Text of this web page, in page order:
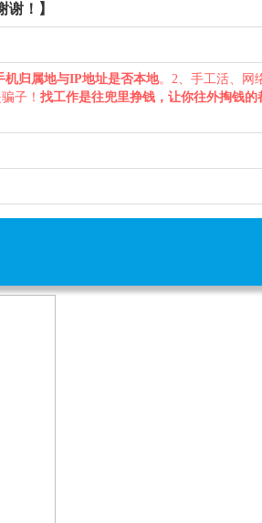
谢！】
机归属地与IP地址是否本地。2、手工活、网
子！ 找工作是往兜里挣钱，让你往外掏钱的